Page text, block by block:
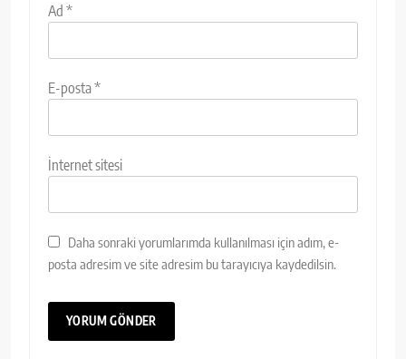
Ad *
E-posta*
İnternet sitesi
Daha sonraki yorumlarımda kullanılması için adım, e-
posta adresim ve site adresim bu tarayıcıya kaydedilsin.